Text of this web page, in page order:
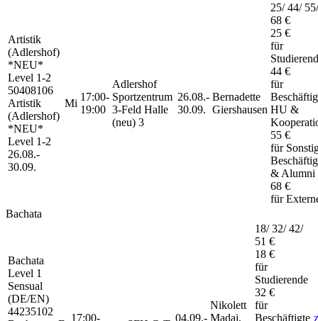
Artistik
(Adlershof)
*NEU*
Level 1-2
50408106
Artistik
(Adlershof)
*NEU*
Level 1-2
26.08.-
30.09.
Mi
17:00-
19:00
Adlershof
Sportzentrum
3-Feld Halle
(neu) 3
26.08.-
30.09.
Bernadette
Giershausen
25/ 44/ 55/
68 €
25 €
für
44 €
für
HU &
55 €
für
& Alumni
68 €
für
Bachata
Bachata
Level 1
Sensual
(DE/EN)
44235102
17:00-
04.09.-
Nikolett
Madai,
18/ 32/ 42/
51 €
18 €
für
Studierende
32 €
für
Beschäftigte